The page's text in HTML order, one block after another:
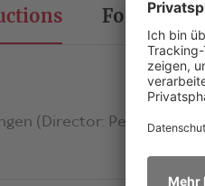
Foreign
(Director: Peter Raffalt)